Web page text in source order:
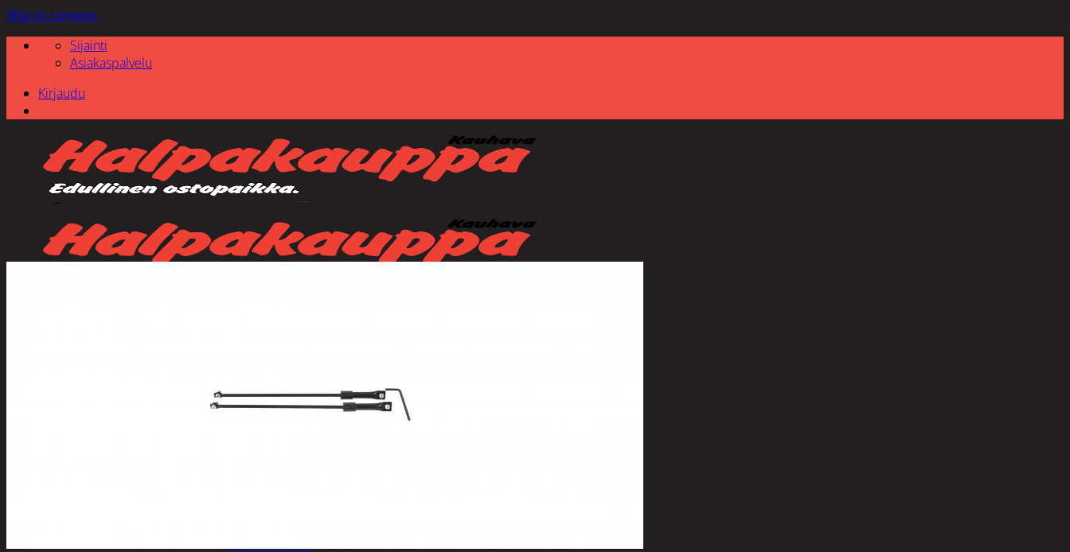
Skip to content
Sijainti
Asiakaspalvelu
Kirjaudu